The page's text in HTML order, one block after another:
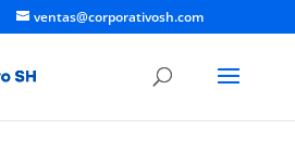
ventas@corporativosh.com